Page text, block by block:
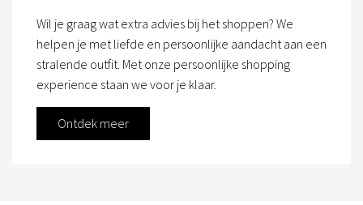
Wil je graag wat extra advies bij het shoppen? We
helpen je met liefde en persoonlijke aandacht aan een
stralende outfit. Met onze persoonlijke shopping
experience staan we voor je klaar.
Ontdek meer